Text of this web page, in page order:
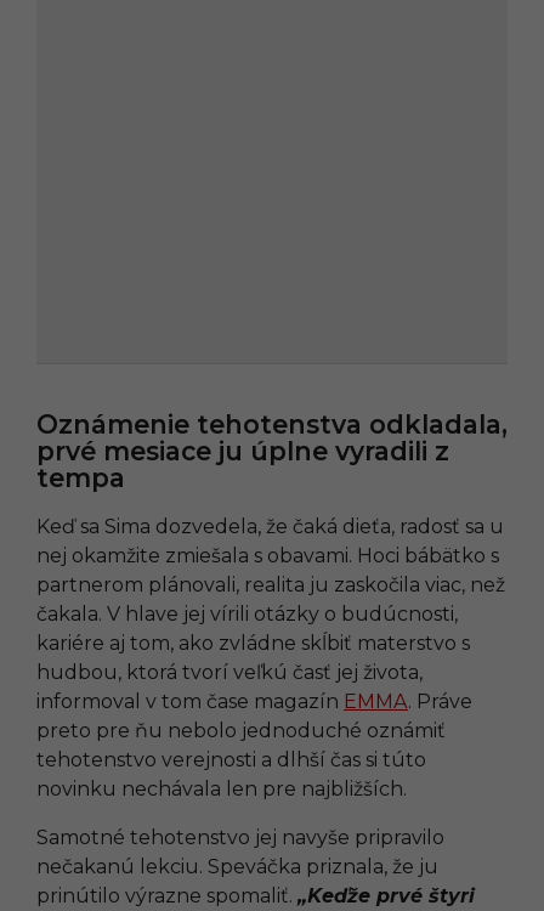
Oznámenie tehotenstva odkladala,
prvé mesiace ju úplne vyradili z
tempa
Keď sa Sima dozvedela, že čaká dieťa, radosť sa u
nej okamžite zmiešala s obavami. Hoci bábätko s
partnerom plánovali, realita ju zaskočila viac, než
čakala. V hlave jej vírili otázky o budúcnosti,
kariére aj tom, ako zvládne skĺbiť materstvo s
hudbou, ktorá tvorí veľkú časť jej života,
informoval v tom čase magazín EMMA. Práve
preto pre ňu nebolo jednoduché oznámiť
tehotenstvo verejnosti a dlhší čas si túto
novinku nechávala len pre najbližších.
Samotné tehotenstvo jej navyše pripravilo
nečakanú lekciu. Speváčka priznala, že ju
prinútilo výrazne spomaliť. „Keďže prvé štyri